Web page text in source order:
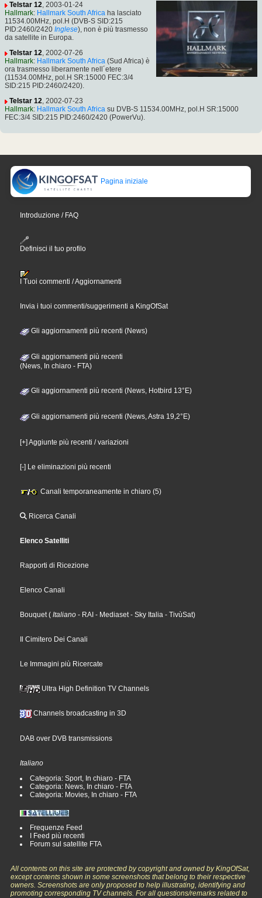
Telstar 12, 2003-01-24
Hallmark: Hallmark South Africa ha lasciato
11534.00MHz, pol.H (DVB-S SID:215
PID:2460/2420 Inglese), non è più trasmesso
da satellite in Europa.
Telstar 12, 2002-07-26
Hallmark: Hallmark South Africa (Sud Africa) è
ora trasmesso liberamente nell´etere
(11534.00MHz, pol.H SR:15000 FEC:3/4
SID:215 PID:2460/2420).
Telstar 12, 2002-07-23
Hallmark: Hallmark South Africa su DVB-S 11534.00MHz, pol.H SR:15000
FEC:3/4 SID:215 PID:2460/2420 (PowerVu).
Pagina iniziale
Introduzione / FAQ
Definisci il tuo profilo
I Tuoi commenti / Aggiornamenti
Invia i tuoi commenti/suggerimenti a KingOfSat
Gli aggiornamenti più recenti (News)
Gli aggiornamenti più recenti
(News, In chiaro - FTA)
Gli aggiornamenti più recenti (News, Hotbird 13°E)
Gli aggiornamenti più recenti (News, Astra 19,2°E)
[+] Aggiunte più recenti / variazioni
[-] Le eliminazioni più recenti
Canali temporaneamente in chiaro (5)
Ricerca Canali
Elenco Satelliti
Rapporti di Ricezione
Elenco Canali
Bouquet( Italiano - RAI - Mediaset- Sky Italia - TivùSat)
Il Cimitero Dei Canali
Le Immagini più Ricercate
Ultra High Definition TV Channels
Channels broadcasting in 3D
DAB over DVB transmissions
Italiano
Categoria: Sport, In chiaro - FTA
Categoria: News, In chiaro - FTA
Categoria: Movies, In chiaro - FTA
Frequenze Feed
I Feed più recenti
Forum sul satellite FTA
All contents on this site are protected by copyright and owned by KingOfSat,
except contents shown in some screenshots that belong to their respective
owners. Screenshots are only proposed to help illustrating, identifying and
promoting corresponding TV channels. For all questions/remarks related to